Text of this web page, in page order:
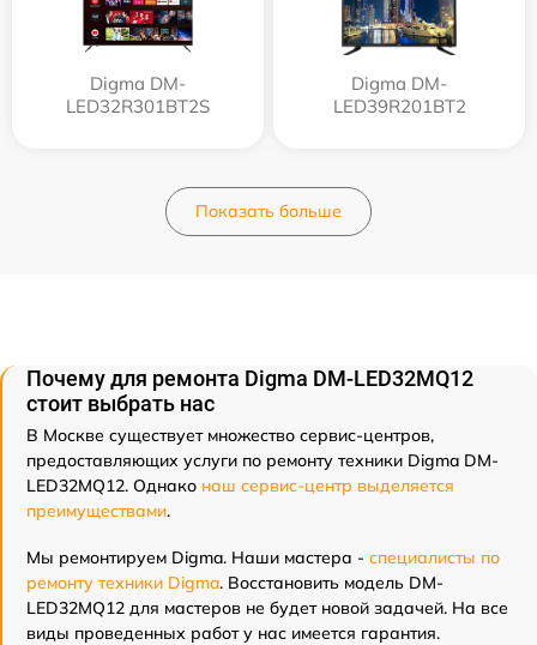
Digma DM-
LED32R301BT2S
Digma DM-
LED39R201BT2
Показать больше
Почему для ремонта Digma DM-LED32MQ12
стоит выбрать нас
В Москве существует множество сервис-центров,
предоставляющих услуги по ремонту техники Digma DM-
LED32MQ12. Однако наш сервис-центр выделяется
преимуществами.
Мы ремонтируем Digma. Наши мастера - специалисты по
ремонту техники Digma. Восстановить модель DM-
LED32MQ12 для мастеров не будет новой задачей. На все
виды проведенных работ у нас имеется гарантия.